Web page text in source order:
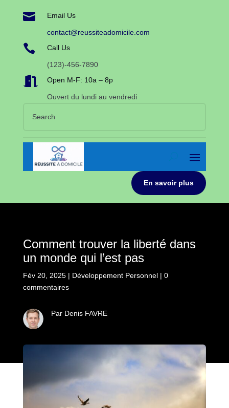
 Email Us
contact@reussiteadomicile.com
 Call Us
(123)-456-7890
 Open M-F: 10a – 8p
Ouvert du lundi au vendredi
En savoir plus
Comment trouver la liberté dans
un monde qui l’est pas
Fév 20, 2025| Développement Personnel| 0
commentaires
Par Denis FAVRE